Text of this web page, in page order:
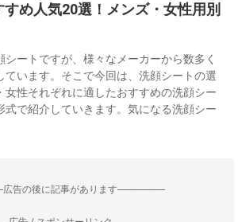
め人気20選！メンズ・女性用別
ートですが、様々なメーカーから数多く
ています。そこで今回は、洗顔シートの選
女性それぞれに適したおすすめの洗顔シー
式で紹介していきます。気になる洗顔シー
広告の後に記事があります--------------------